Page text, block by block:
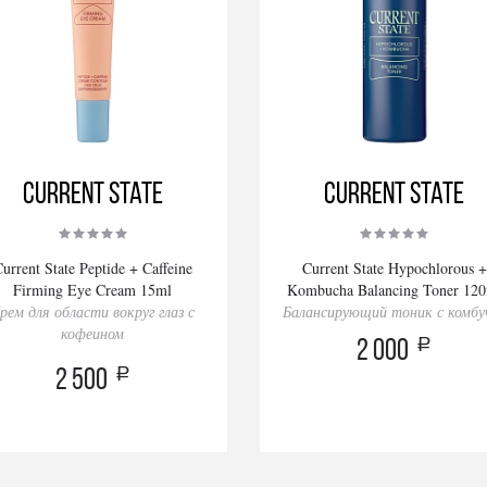
Current State
State Peptide + Caffeine
Firming Eye Cream 15ml
для области вокруг глаз с
кофеином
2 500 a
Current State
Current State Hypochlorous +
Kombucha Balancing Toner
Балансирующий тоник с
2 000 a